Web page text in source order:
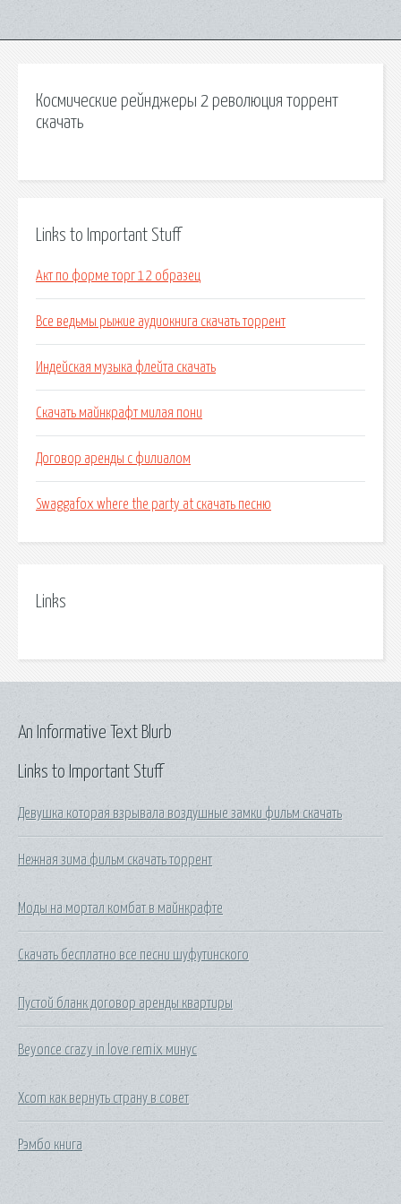
Космические рейнджеры 2 революция торрент
скачать
Links to Important Stuff
Акт по форме торг 12 образец
Все ведьмы рыжие аудиокнига скачать торрент
Индейская музыка флейта скачать
Скачать майнкрафт милая пони
Договор аренды с филиалом
Swaggafox where the party at скачать песню
Links
Links to Important Stuff
Девушка которая взрывала воздушные замки фильм скачать
Нежная зима фильм скачать торрент
Моды на мортал комбат в майнкрафте
Скачать бесплатно все песни шуфутинского
Пустой бланк договор аренды квартиры
Beyonce crazy in love remix минус
Xcom как вернуть страну в совет
Рэмбо книга
An Informative Text Blurb